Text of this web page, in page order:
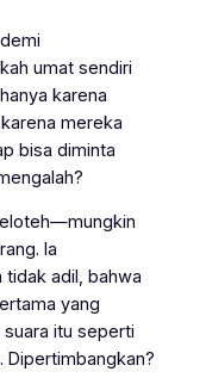
umat sendiri
karena
mereka
bisa diminta
Ia
tidak adil, bahwa
yang
itu seperti
Dipertimbangkan?